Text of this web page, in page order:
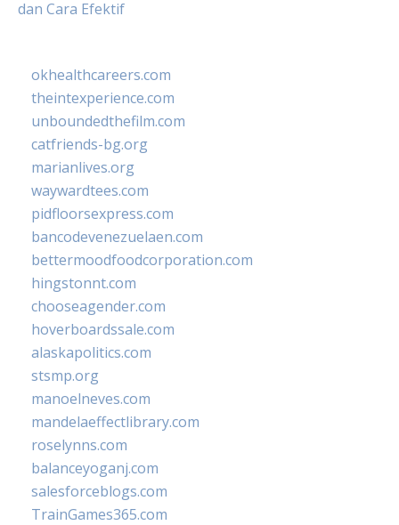
dan Cara Efektif
okhealthcareers.com
theintexperience.com
unboundedthefilm.com
catfriends-bg.org
marianlives.org
waywardtees.com
pidfloorsexpress.com
bancodevenezuelaen.com
bettermoodfoodcorporation.com
hingstonnt.com
chooseagender.com
hoverboardssale.com
alaskapolitics.com
stsmp.org
manoelneves.com
mandelaeffectlibrary.com
roselynns.com
balanceyoganj.com
salesforceblogs.com
TrainGames365.com